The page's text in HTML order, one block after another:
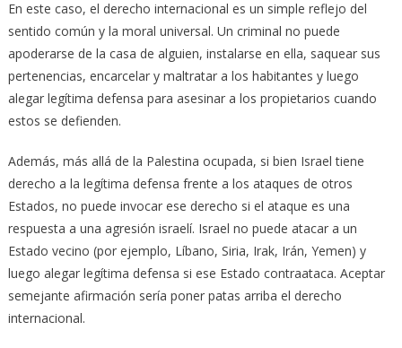
En este caso, el derecho internacional es un simple reflejo del
sentido común y la moral universal. Un criminal no puede
apoderarse de la casa de alguien, instalarse en ella, saquear sus
pertenencias, encarcelar y maltratar a los habitantes y luego
alegar legítima defensa para asesinar a los propietarios cuando
estos se defienden.
Además, más allá de la Palestina ocupada, si bien Israel tiene
derecho a la legítima defensa frente a los ataques de otros
Estados, no puede invocar ese derecho si el ataque es una
respuesta a una agresión israelí. Israel no puede atacar a un
Estado vecino (por ejemplo, Líbano, Siria, Irak, Irán, Yemen) y
luego alegar legítima defensa si ese Estado contraataca. Aceptar
semejante afirmación sería poner patas arriba el derecho
internacional.